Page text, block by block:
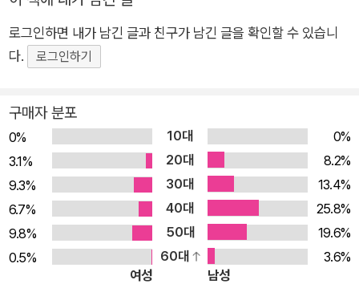
펼치려면 증거가 필요하다. 그래서 우리는 관찰 가능하고 기록 가
능한 데이터를 찾아 나선다. 데이터는 수많은 물리적 객체의 집합
이다. 경찰이 업무상 기록하는 현장 보고서, 제품 구매 리뷰를 인
센터 전입신고 기록, 유치원 아이의 일기장 등 실상 우리의 삶은
이러한 데이터에 둘러싸여 있다. 다만 어떤 아이디어를 주장하는
가에 따라 필요한 데이터가 다를 뿐이다. 하지만 과연 특정 ‘데이
터’가 그 ‘아이디어’를 확실히 뒷받침하는 제대로 된 ‘증거’인지는
또 다른 문제다. 우리는 누구나 ‘왜’ 그 일이 일어났는지를 알고
싶어 하며 우리를 둘러싼 사회 현상의 원인과 해결책을 찾고자 한
다. 그러나 이 과정에서 ‘증거’로 활용되는 ‘데이터’에 오류가 있
다면, 이를 기반으로 펼쳐지는 이론이나 아이디어가 타당한 추론
로그인하면 내가 남긴 글과 친구가 남긴 글을 확인할 수 있습니
다.
로그인하기
구매자 분포
0% 10대
0%
3.1%
20대
8.2%
9.3%
30대
13.4%
6.7%
40대
25.8%
9.8%
50대
19.6%
0.5%
60대
3.6%
여성
남성